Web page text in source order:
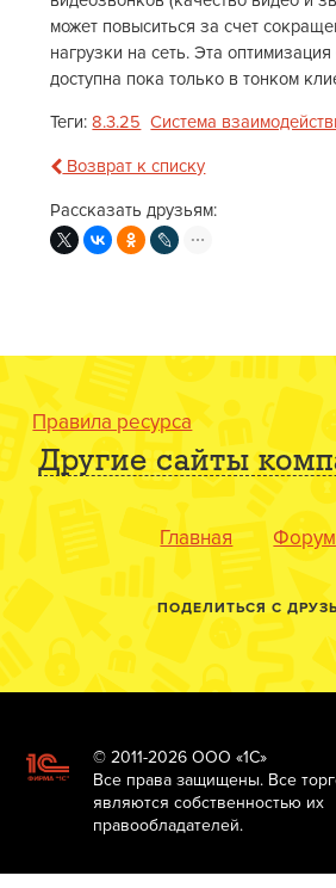
может повыситься за счет
нагрузки на сеть. Эта оптимизация
доступна пока только в тонком
Теги:8.3.25 Система
Возврат к списку
Рассказать друзьям:
Правила ресурса
Другие сайты
Главная Форум
ПОДЕЛИТЬСЯ С
© 2011-2026 ООО «1С»
Все права защищены. Все
являются собственностью их
правообладателей.